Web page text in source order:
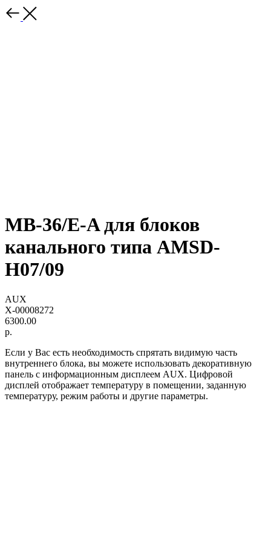
MB-36/E-A для блоков
канального типа AMSD-
H07/09
AUX
X-00008272
6300.00
р.
Если у Вас есть необходимость спрятать видимую часть
внутреннего блока, вы можете использовать декоративную
панель с информационным дисплеем AUX. Цифровой
дисплей отображает температуру в помещении, заданную
температуру, режим работы и другие параметры.